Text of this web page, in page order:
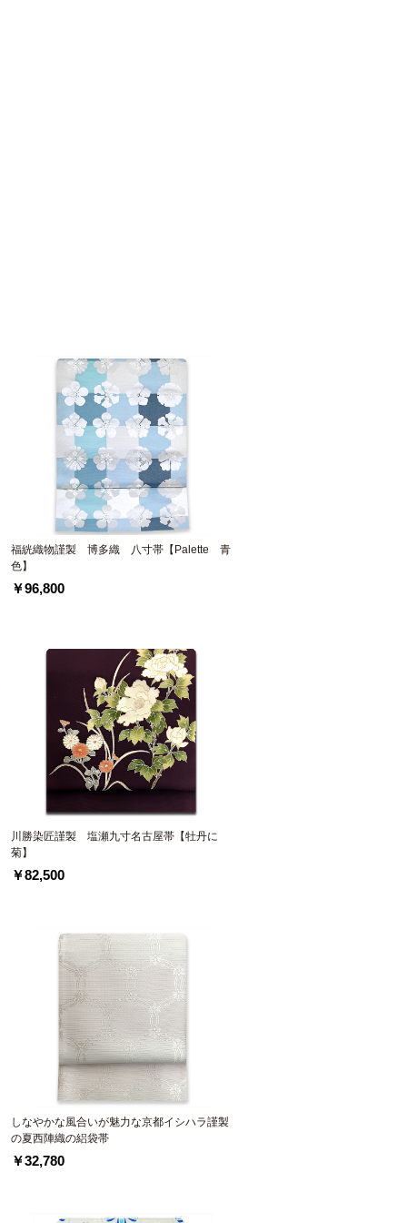
福絖織物謹製 博多織 八寸帯【Palette 青
色】
￥96,800
川勝染匠謹製 塩瀬九寸名古屋帯【牡丹に
菊】
￥82,500
しなやかな風合いが魅力な京都イシハラ謹製
の夏西陣織の絽袋帯
￥32,780